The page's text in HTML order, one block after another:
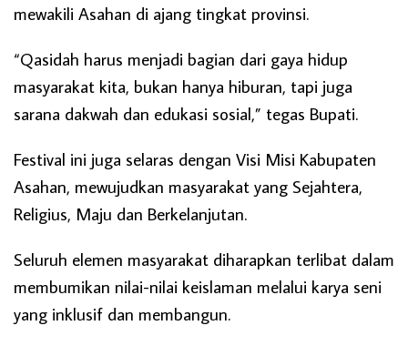
mewakili Asahan di ajang tingkat provinsi.
“Qasidah harus menjadi bagian dari gaya hidup
masyarakat kita, bukan hanya hiburan, tapi juga
sarana dakwah dan edukasi sosial,” tegas Bupati.
Festival ini juga selaras dengan Visi Misi Kabupaten
Asahan, mewujudkan masyarakat yang Sejahtera,
Religius, Maju dan Berkelanjutan.
Seluruh elemen masyarakat diharapkan terlibat dalam
membumikan nilai-nilai keislaman melalui karya seni
yang inklusif dan membangun.